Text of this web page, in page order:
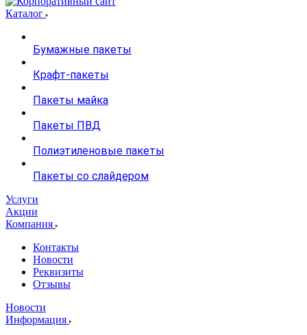
Каталог
Бумажные пакеты
Крафт-пакеты
Пакеты майка
Пакеты ПВД
Полиэтиленовые пакеты
Пакеты со слайдером
Услуги
Акции
Компания
Контакты
Новости
Реквизиты
Отзывы
Новости
Информация